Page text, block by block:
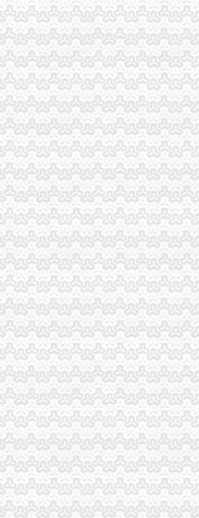
务周到】南岸区兼
服务
务登记|纳税申报、重庆
代帐,重庆会计公
重庆恒茂投资管理有
家_天天新闻网-健康
公司_会计师事务所--
报税【今日推荐网-重
纳税申报,重庆*办
58同城
_图片-Hc360慧聪网
网
公司_新闻-天天新闻网
务_天天新闻网-每天为
？_百度知道